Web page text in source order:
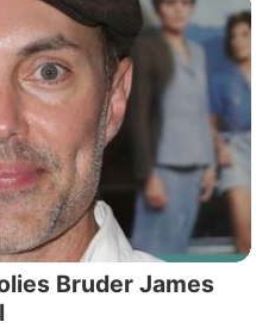
Bruder James